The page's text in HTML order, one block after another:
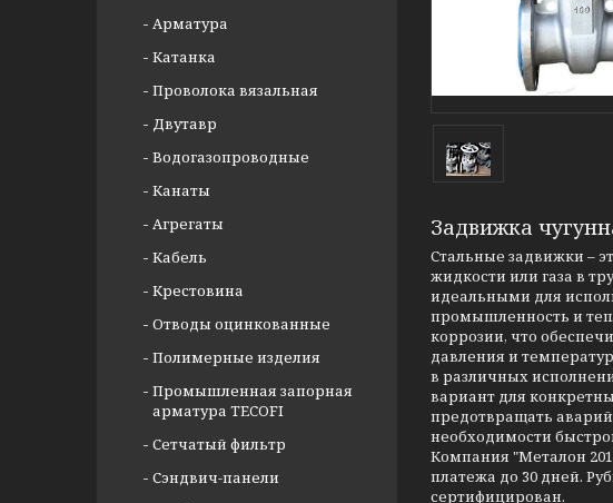
Задвижка
Стальные задвижки –
жидкости или газа в
идеальными для
промышленность и
коррозии, что
давления и
в различных
вариант для
предотвращать
необходимости
Компания "Металон
платежа до 30 дней.
сертифицирован.
Арматура
Катанка
Проволока вязальная
Двутавр
Водогазопроводные
Канаты
Агрегаты
Кабель
Крестовина
Отводы оцинкованные
Полимерные изделия
Промышленная запорная
арматура TECOFI
Сетчатый фильтр
Сэндвич-панели